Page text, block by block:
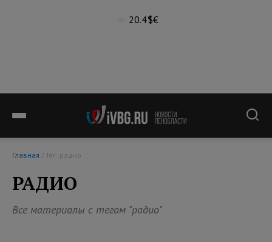
20.4°$€
Главная / Тег: радио
РАДИО
Все материалы с тегом "радио"